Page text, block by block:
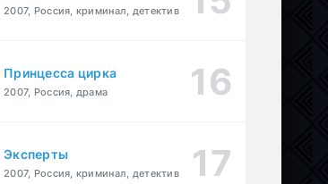
2007, Россия, криминал, детектив
Принцесса цирка
2007, Россия, драма
Эксперты
2007, Россия, криминал, детектив